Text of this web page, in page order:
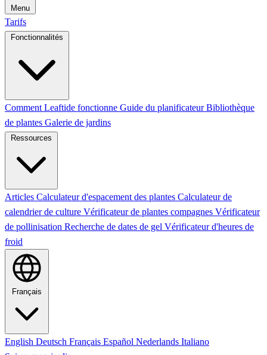
Menu
Tarifs
Fonctionnalités
Comment Leaftide fonctionne Guide du planificateurBibliothèque
de plantes Galerie de jardins
Ressources
Articles Calculateur d'espacement des plantes Calculateur de
calendrier de culture Vérificateur de plantes compagnes Vérificateur
de pollinisation Recherche de dates de gel Vérificateur d'heures de
froid
Français
English Deutsch Français Español Nederlands Italiano